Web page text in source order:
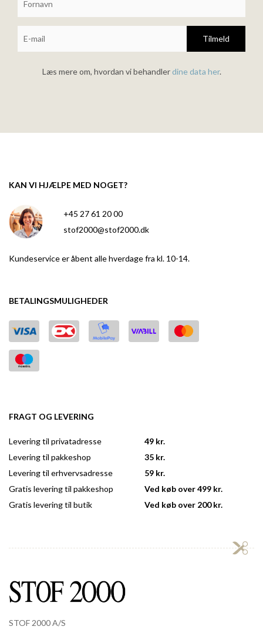
Tilmeld
Læs mere om, hvordan vi behandlerdine data her.
KAN VI HJÆLPE MED NOGET?
+45 27 61 20 00
stof2000@stof2000.dk
Kundeservice er åbent alle hverdage fra kl. 10-14.
BETALINGSMULIGHEDER
FRAGT OG LEVERING
Levering til privatadresse
Levering til pakkeshop
Levering til erhvervsadresse
Gratis levering til pakkeshop
Gratis levering til butik
49 kr.
35 kr.
59 kr.
Ved køb over 499 kr.
Ved køb over 200 kr.
STOF 2000 A/S